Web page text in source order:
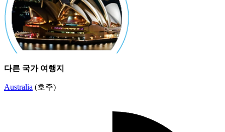
다른 국가 여행지
Australia (호주)